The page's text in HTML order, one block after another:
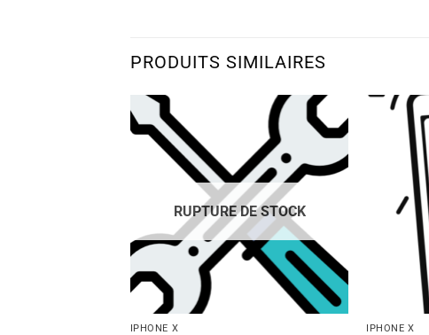
PRODUITS SIMILAIRES
RUPTURE DE STOCK
IPHONE X IPHONE X